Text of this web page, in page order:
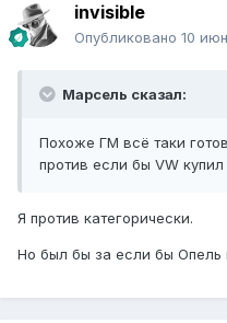
invisible
Опубликовано 10
Марсель сказал:
Похоже ГМ всё таки
против если бы VW
Я против категорически.
Но был бы за если бы Опель